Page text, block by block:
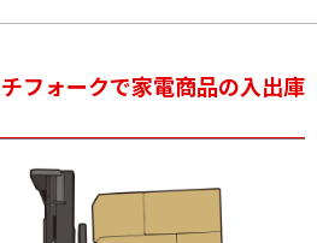
フォークで家電商品の入出庫